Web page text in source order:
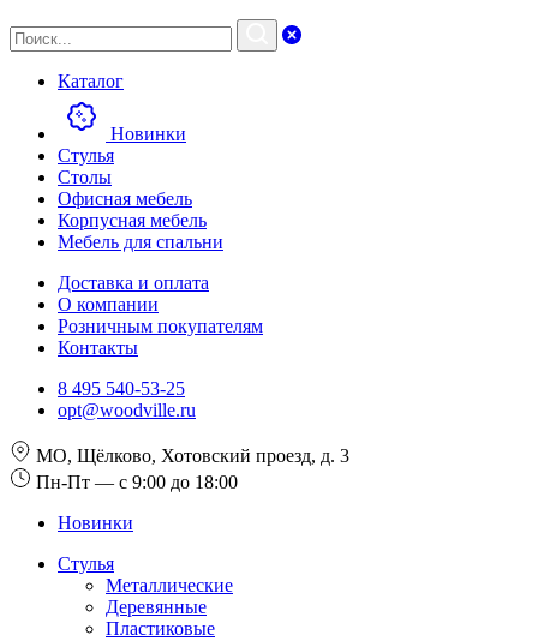
Каталог
Новинки
Стулья
Столы
Офисная мебель
Корпусная мебель
Мебель для спальни
Доставка и оплата
О компании
Розничным покупателям
Контакты
8 495 540-53-25
opt@woodville.ru
МО, Щёлково, Хотовский проезд, д. 3
Пн-Пт — с 9:00 до 18:00
Новинки
Стулья
Металлические
Деревянные
Пластиковые